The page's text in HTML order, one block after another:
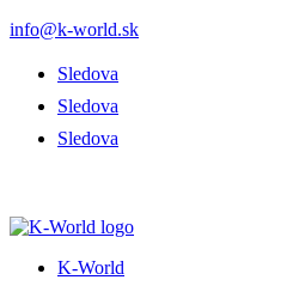
info@k-world.sk
Sledova
Sledova
Sledova
K-World